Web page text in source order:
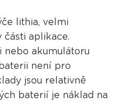
lithia, velmi
části aplikace.
nebo akumulátoru
není pro
jsou relativně
baterií je náklad na